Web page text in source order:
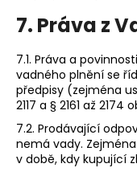
7. Práva z
7.1. Práva a
vadného plnění se
předpisy (zejména
2117 a § 2161 až
7.2. Prodávající
nemá vady.
v době, kdy kupující